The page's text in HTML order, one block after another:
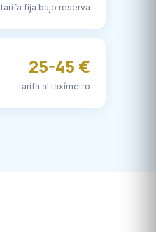
tarifa fija bajo reserva
25-45 €
tarifa al taxímetro